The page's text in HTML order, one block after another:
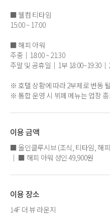
■ 웰컴 티타임
15:00 ~ 17:00
■ 해피 아워
주중｜18:00 ~ 21:30
주말 및 공휴일｜1부 18:00~19:30｜
※ 호텔 상황에 따라 2부제로 변동
※ 통합 운영 시 뷔페 메뉴는 업장
이용 금액
■ 올인클루시브 (조식, 티타임, 해
｜ ■ 해피 아워 성인 49,900원
이용 장소
14F 더 뷰 라운지